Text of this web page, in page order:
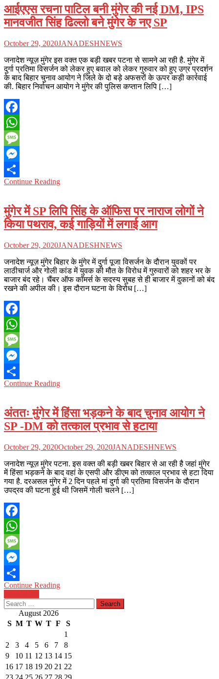
आईएएस रचना पाटिल बनी मुंगेर की नई DM, IPS
मानवजीत सिंह ढिल्लो बने मुंगेर के नए SP
October 29, 2020JANADESHNEWS
जनादेश न्यूज़ मुंगेर इस वक्त एक बड़ी खबर पटना से सामने आ रही है. मुंगेर में
दुर्गा प्रतिमा विसर्जन को लेकर हुए बवाल को लेकर गुरुवार को हुए उग्र प्रदर्शन
के बाद बिहार चुनाव आयोग ने जिले के दो बड़े अफसरों के ऊपर कड़ी कार्रवाई
की. बिहार निर्वाचन आयोग ने मुंगेर की पुलिस कप्तान लिपि […]
Facebook
WhatsApp
Message
Messenger
Share
Continue Reading
मुंगेर में SP लिपि सिंह के ऑफिस पर नाराज लोगों ने
किया पथराव, कई गाड़ियों में लगाई आग
October 29, 2020JANADESHNEWS
जनादेश न्यूज़ मुंगेर बिहार के मुंगेर में दुर्गा पूजा विसर्जन के दौरान युवकों पर
लाठीचार्ज और गोली कांड में युवक की मौत के विरोध में गुरुवारों को शहर भर के
बाजार बंद रहे। चैंबर ऑफ कॉमर्स के सदस्य सुबह से ही बाजार में दुकानों को बंद
रखने की अपील की। इस दौरान घटना के विरोध […]
Facebook
WhatsApp
Message
Messenger
Share
Continue Reading
अंततः मुंगेर में हिंसा भड़कने के बाद चुनाव आयोग ने
SP -DM को तत्काल प्रभाव से हटाया
October 29, 2020October 29, 2020JANADESHNEWS
जनादेश न्यूज़ मुंगेर पटना. इस वक्त की बड़ी खबर बिहार से आ रही है जहां मुंगेर
में हिंसा भड़कने के बाद वहां के एसपी और डीएम को तत्काल प्रभाव से हटा दिया
गया है. दरअसल मुंगेर में 2 दिन पहले मां दुर्गा की प्रतिमा विसर्जन के दौरान
उपद्रव की घटना हुई थी जिसमें गोली चलने […]
Facebook
WhatsApp
Message
Messenger
Share
Continue Reading
Posts
navigation
Search
for: August 2026
S M T W T F
S
1
2
3 4 5 6 7
8
9
10 11 12 13 14 15
16 17 18 19 20 21 22
23 24 25 26 27 28 29